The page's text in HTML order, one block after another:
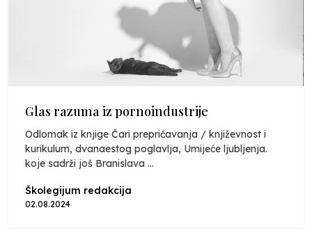
Glas razuma iz pornoindustrije
Odlomak iz knjige Čari prepričavanja / književnost i
kurikulum, dvanaestog poglavlja, Umijeće ljubljenja.
koje sadrži još Branislava ...
Školegijum redakcija
02.08.2024